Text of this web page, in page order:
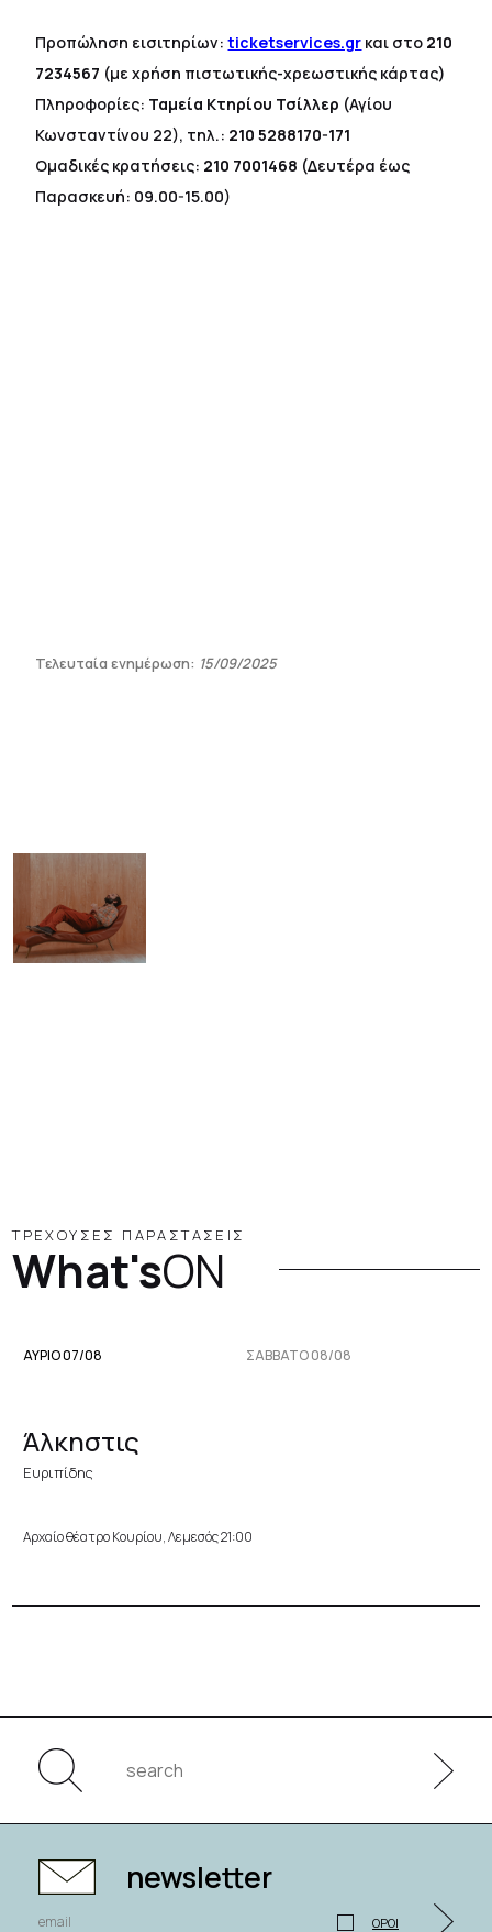
Προπώληση εισιτηρίων: ticketservices.gr και στο 210
7234567 (με χρήση πιστωτικής-χρεωστικής κάρτας)
Πληροφορίες: Ταμεία Κτηρίου Τσίλλερ (Αγίου
Κωνσταντίνου 22), τηλ.: 210 5288170-171
Ομαδικές κρατήσεις: 210 7001468 (Δευτέρα έως
Παρασκευή: 09.00-15.00)
Τελευταία ενημέρωση: 15/09/2025
ΤΡΕΧΟΥΣΕΣ ΠΑΡΑΣΤΑΣΕΙΣ
What'sON
ΑΥΡΙΟ 07/08 ΣΆΒΒΑΤΟ 08/08
Άλκηστις
Ευριπίδης
Αρχαίο θέατρο Κουρίου, Λεμεσός 21:00
newsletter
ΟΡΟΙ